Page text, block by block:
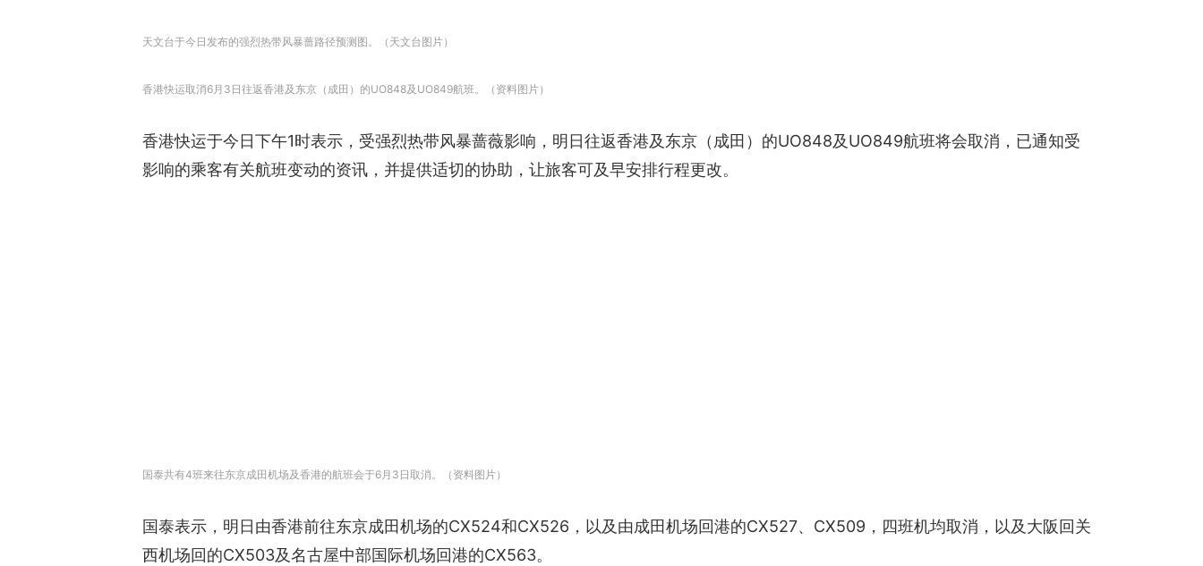
天文台于今日发布的强烈热带风暴蔷路径预测图。（天文台图片）
香港快运取消6月3日往返香港及东京（成田）的UO848及UO849航班。（资料图片）
香港快运于今日下午1时表示，受强烈热带风暴蔷薇影响，明日往返香港及东京（成田）的UO848及UO849航班将会取消，已通知受
影响的乘客有关航班变动的资讯，并提供适切的协助，让旅客可及早安排行程更改。
国泰共有4班来往东京成田机场及香港的航班会于6月3日取消。（资料图片）
国泰表示，明日由香港前往东京成田机场的CX524和CX526，以及由成田机场回港的CX527、CX509，四班机均取消，以及大阪回关
西机场回的CX503及名古屋中部国际机场回港的CX563。